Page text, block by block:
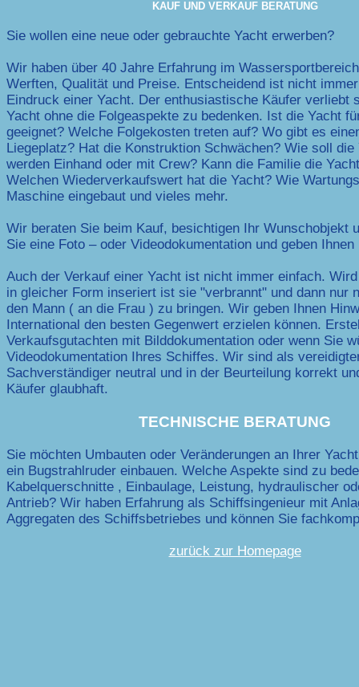
KAUF UND VERKAUF BERATUNG
Sie wollen eine neue oder gebrauchte Yacht erwerben?
Wir haben über 40 Jahre Erfahrung im
Werften, Qualität und Preise. Entscheidend ist nicht
Eindruck einer Yacht. Der enthusiastische Käufer verliebt
Yacht ohne die Folgeaspekte zu bedenken. Ist die Yacht
geeignet? Welche Folgekosten treten auf? Wo gibt es
Liegeplatz? Hat die Konstruktion Schwächen? Wie soll die
werden Einhand oder mit Crew? Kann die Familie die
Welchen Wiederverkaufswert hat die Yacht? Wie
Maschine eingebaut und vieles mehr.
Wir beraten Sie beim Kauf, besichtigen Ihr Wunschobjekt
Sie eine Foto – oder Videodokumentation und geben Ihnen
Auch der Verkauf einer Yacht ist nicht immer einfach.
in gleicher Form inseriert ist sie "verbrannt" und dann nur
den Mann ( an die Frau ) zu bringen. Wir geben Ihnen
International den besten Gegenwert erzielen können.
Verkaufsgutachten mit Bilddokumentation oder wenn Sie
Videodokumentation Ihres Schiffes. Wir sind als
Sachverständiger neutral und in der Beurteilung korrekt
Käufer glaubhaft.
TECHNISCHE BERATUNG
Sie möchten Umbauten oder Veränderungen an Ihrer
ein Bugstrahlruder einbauen. Welche Aspekte sind zu
Kabelquerschnitte , Einbaulage, Leistung, hydraulischer
Antrieb? Wir haben Erfahrung als Schiffsingenieur mit
Aggregaten des Schiffsbetriebes und können Sie
zurück zur Homepage